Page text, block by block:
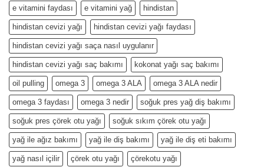
e vitamini faydası e vitamini yağ hindistan
hindistan cevizi yağı hindistan cevizi yağı faydası
hindistan cevizi yağı saça nasıl uygulanır
hindistan cevizi yağı saç bakımı kokonat yağı saç bakımı
oil pulling omega 3 omega 3 ALA omega 3 ALA nedir
omega 3 faydası omega 3 nedir soğuk pres yağ diş bakımı
soğuk pres çörek otu yağı soğuk sıkım çörek otu yağı
yağ ile ağız bakımı yağ ile diş bakımı yağ ile diş eti bakımı
yağ nasıl içilir çörek otu yağı çörekotu yağı